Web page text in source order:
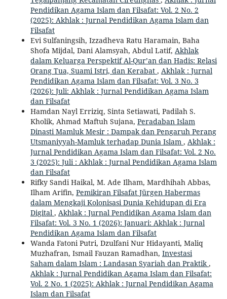
Pendidikan Agama Islam dan Filsafat: Vol. 2 No. 2
(2025): Akhlak : Jurnal Pendidikan Agama Islam dan
Filsafat
Evi Sulfaningsih, Izzadheva Ratu Haramain, Baha
Shofa Mijdal, Dani Alamsyah, Abdul Latif, Akhlak
dalam Keluarga Perspektif Al-Qur’an dan Hadis: Relasi
Orang Tua, Suami Istri, dan Kerabat , Akhlak : Jurnal
Pendidikan Agama Islam dan Filsafat: Vol. 3 No. 3
(2026): Juli: Akhlak : Jurnal Pendidikan Agama Islam
dan Filsafat
Hamdan Nayl Erriziq, Sinta Setiawati, Padilah S.
Kholik, Ahmad Maftuh Sujana, Peradaban Islam
Dinasti Mamluk Mesir : Dampak dan Pengaruh Perang
Utsmaniyyah-Mamluk terhadap Dunia Islam , Akhlak :
Jurnal Pendidikan Agama Islam dan Filsafat: Vol. 2 No.
3 (2025): Juli : Akhlak : Jurnal Pendidikan Agama Islam
dan Filsafat
Rifky Sandi Haikal, M. Ade Ilham, Mardhihah Abbas,
Ilham Arifin, Pemikiran Filsafat Jürgen Habermas
dalam Mengkaji Kolonisasi Dunia Kehidupan di Era
Digital , Akhlak : Jurnal Pendidikan Agama Islam dan
Filsafat: Vol. 3 No. 1 (2026): Januari: Akhlak : Jurnal
Pendidikan Agama Islam dan Filsafat
Wanda Fatoni Putri, Dzulfani Nur Hidayanti, Maliq
Muzhafran, Ismail Fauzan Ramadhan, Investasi
Saham dalam Islam : Landasan Syariah dan Praktik ,
Akhlak : Jurnal Pendidikan Agama Islam dan Filsafat:
Vol. 2 No. 1 (2025): Akhlak : Jurnal Pendidikan Agama
Islam dan Filsafat